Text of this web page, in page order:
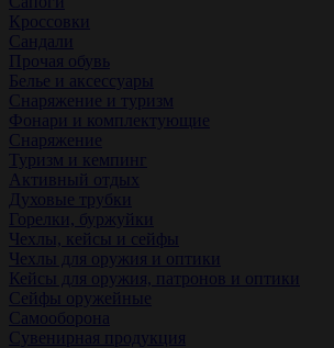
Кроссовки
Сандали
Прочая обувь
Белье и аксессуары
Снаряжение и туризм
Фонари и комплектующие
Снаряжение
Туризм и кемпинг
Активный отдых
Духовые трубки
Горелки, буржуйки
Чехлы, кейсы и сейфы
Чехлы для оружия и оптики
Кейсы для оружия, патронов и оптики
Сейфы оружейные
Самооборона
Сувенирная продукция